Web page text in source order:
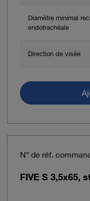
Diamètre minimal
endotrachéale
Direction de visée
N° de réf.
FIVE S 3,5x65,